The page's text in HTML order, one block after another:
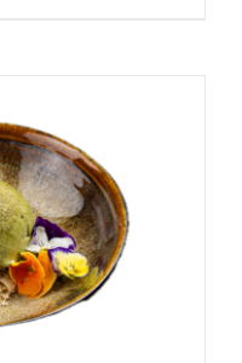
/ SZCZEGÓŁY